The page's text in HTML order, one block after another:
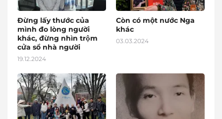
Đừng lấy thước của
mình đo lòng người
khác, đừng nhìn trộm
cửa sổ nhà người
19.12.2024
Còn có một nước Nga
khác
03.03.2024